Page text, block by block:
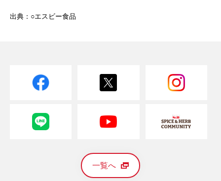
出典：○エスビー食品
一覧へ